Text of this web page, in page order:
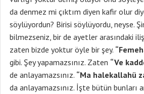
da denmez mi çıktım diyen kafir olur
söylüyordun? Birisi söylüyordu, neyse.
bilmezseniz, bir de ayetler arasındaki
zaten bizde yoktur öyle bir şey.
gibi. Şey yapamazsınız. Zaten “Ve
de anlayamazsınız. “Ma halekallahü
da anlayamazsınız. İşte bütün bunları